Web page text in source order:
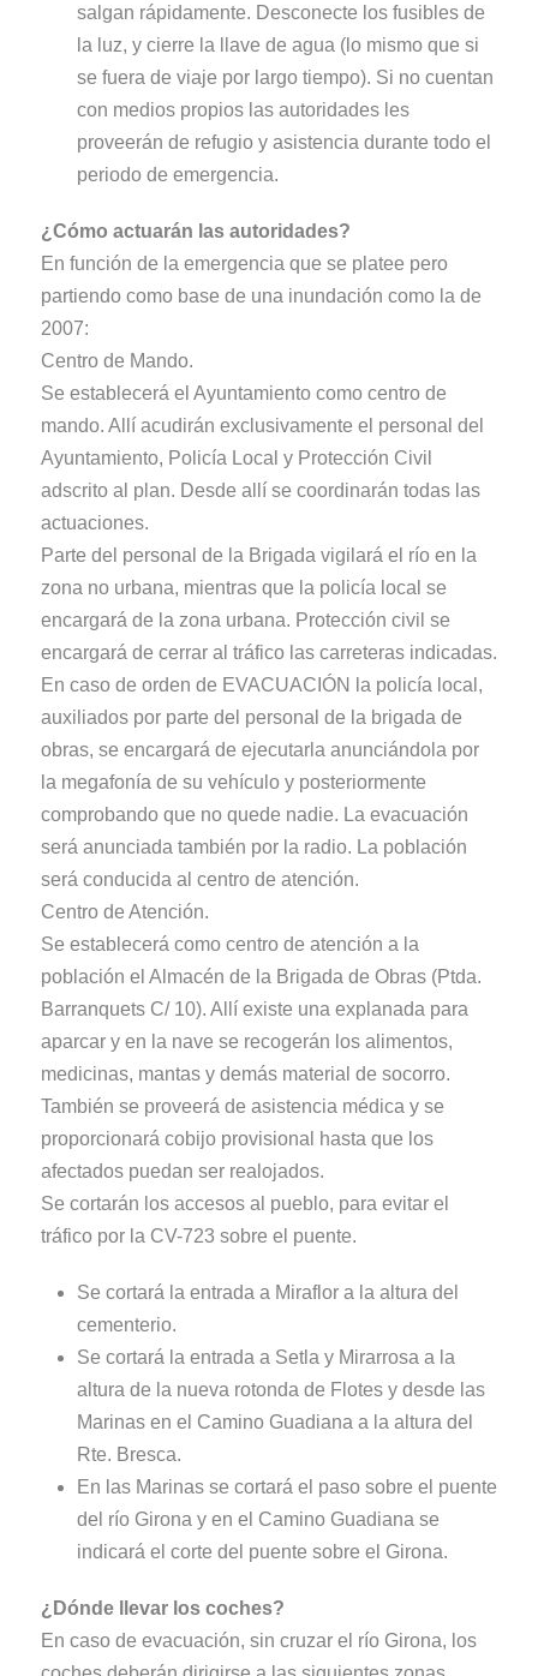
salgan rápidamente. Desconecte los fusibles de
la luz, y cierre la llave de agua (lo mismo que si
se fuera de viaje por largo tiempo). Si no cuentan
con medios propios las autoridades les
proveerán de refugio y asistencia durante todo el
periodo de emergencia.
¿Cómo actuarán las autoridades?
En función de la emergencia que se platee pero
partiendo como base de una inundación como la de
2007:
Centro de Mando.
Se establecerá el Ayuntamiento como centro de
mando. Allí acudirán exclusivamente el personal del
Ayuntamiento, Policía Local y Protección Civil
adscrito al plan. Desde allí se coordinarán todas las
actuaciones.
Parte del personal de la Brigada vigilará el río en la
zona no urbana, mientras que la policía local se
encargará de la zona urbana. Protección civil se
encargará de cerrar al tráfico las carreteras indicadas.
En caso de orden de EVACUACIÓN la policía local,
auxiliados por parte del personal de la brigada de
obras, se encargará de ejecutarla anunciándola por
la megafonía de su vehículo y posteriormente
comprobando que no quede nadie. La evacuación
será anunciada también por la radio. La población
será conducida al centro de atención.
Centro de Atención.
Se establecerá como centro de atención a la
población el Almacén de la Brigada de Obras (Ptda.
Barranquets C/ 10). Allí existe una explanada para
aparcar y en la nave se recogerán los alimentos,
medicinas, mantas y demás material de socorro.
También se proveerá de asistencia médica y se
proporcionará cobijo provisional hasta que los
afectados puedan ser realojados.
Se cortarán los accesos al pueblo, para evitar el
tráfico por la CV-723 sobre el puente.
Se cortará la entrada a Miraflor a la altura del
cementerio.
Se cortará la entrada a Setla y Mirarrosa a la
altura de la nueva rotonda de Flotes y desde las
Marinas en el Camino Guadiana a la altura del
Rte. Bresca.
En las Marinas se cortará el paso sobre el puente
del río Girona y en el Camino Guadiana se
indicará el corte del puente sobre el Girona.
¿Dónde llevar los coches?
En caso de evacuación, sin cruzar el río Girona, los